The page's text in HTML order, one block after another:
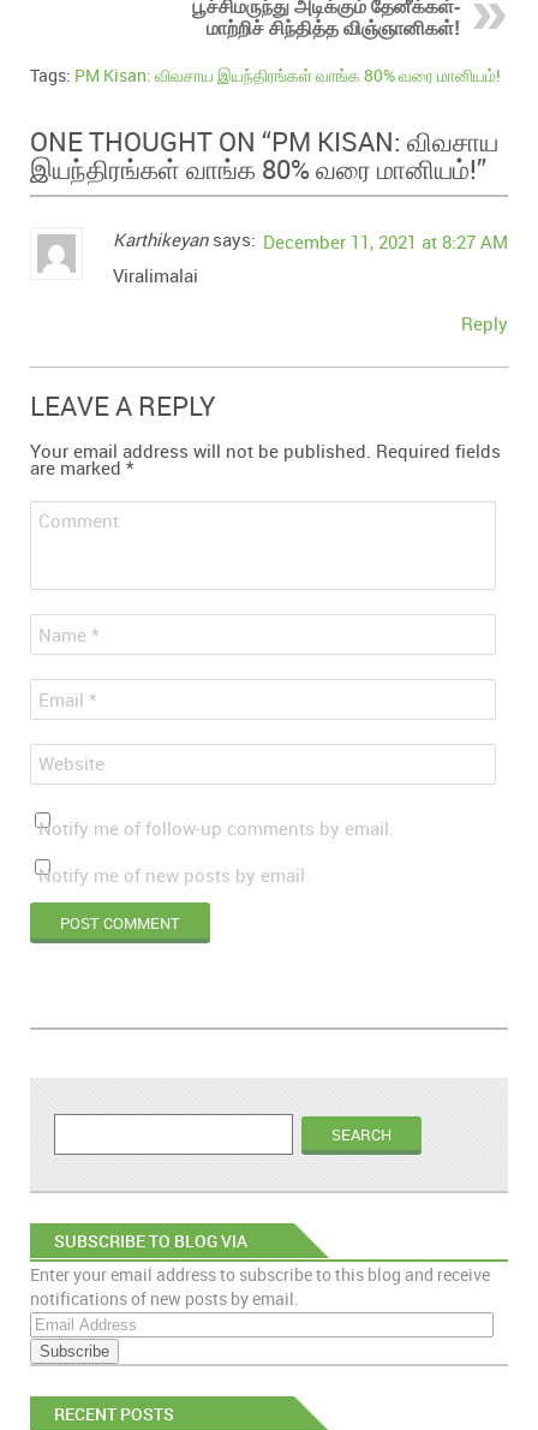
பூச்சிமருந்து அடிக்கும் தேனீக்கள்-
மாற்றிச் சிந்தித்த விஞ்ஞானிகள்!
Tags: PM Kisan: விவசாய இயந்திரங்கள் வாங்க 80% வரை மானியம்!
ONE THOUGHT ON “PM KISAN: விவசாய
இயந்திரங்கள் வாங்க 80% வரை மானியம்!”
Karthikeyan says: December 11, 2021 at 8:27 AM
Viralimalai
Reply
LEAVE A REPLY
Your email address will not be published. Required fields
are marked *
Comment
Name *
Email *
Website
Notify me of follow-up comments by email.
Notify me of new posts by email.
SUBSCRIBE TO BLOG VIA
EMAIL
Enter your email address to subscribe to this blog and receive
notifications of new posts by email.
E
m
a
i
RECENT POSTS